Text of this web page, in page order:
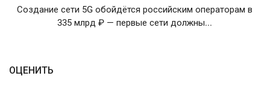
Создание сети 5G обойдётся российским операторам в
335 млрд ₽ — первые сети должны...
ОЦЕНИТЬ